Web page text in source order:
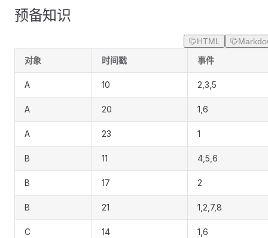
预备知识
HTML
对象 时间戳 事件
A 10 2,3,5
A 20 1,6
A 23 1
B 11 4,5,6
B 17 2
B 21 1,2,7,8
C 14 1,6